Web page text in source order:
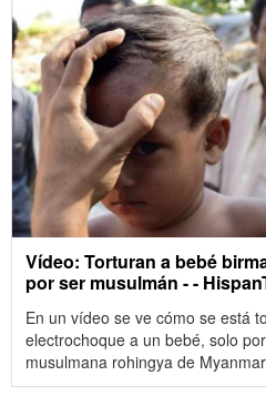
Vídeo: Torturan a bebé
por ser musulmán - -
En un vídeo se ve cómo se está
electrochoque a un bebé, solo
musulmana rohingya de